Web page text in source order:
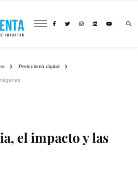
La Data Cuenta es una plataforma
perspectiva de género
Periodismo digital
el impacto y las